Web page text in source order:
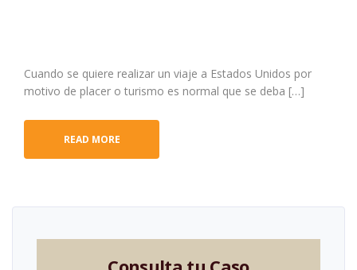
Cuando se quiere realizar un viaje a Estados Unidos por
motivo de placer o turismo es normal que se deba […]
READ MORE